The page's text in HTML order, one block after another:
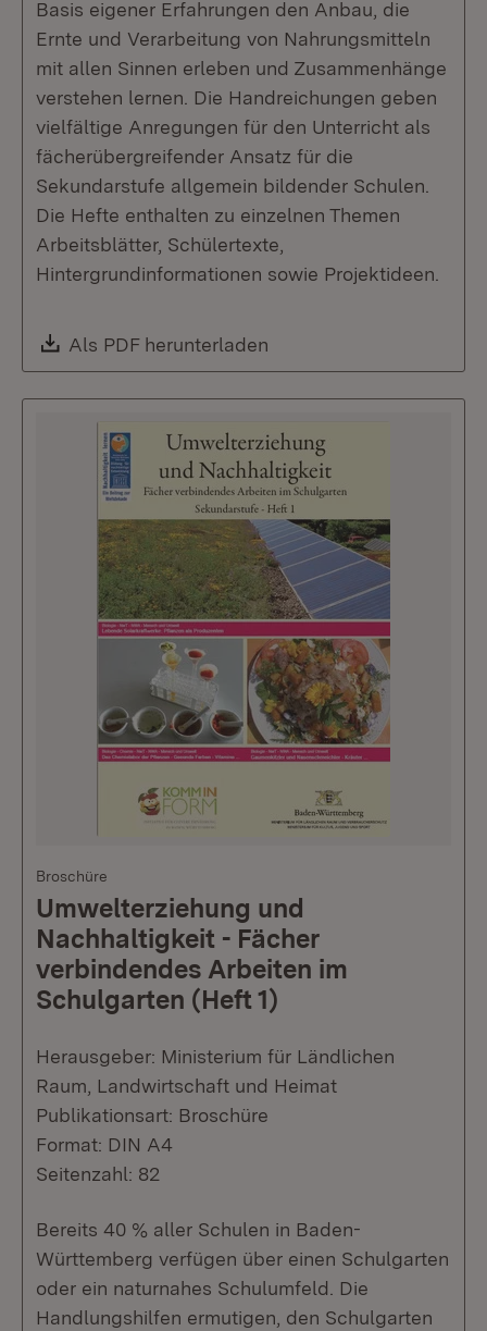
Basis eigener Erfahrungen den Anbau, die
Ernte und Verarbeitung von Nahrungsmitteln
mit allen Sinnen erleben und Zusammenhänge
verstehen lernen. Die Handreichungen geben
vielfältige Anregungen für den Unterricht als
fächerübergreifender Ansatz für die
Sekundarstufe allgemein bildender Schulen.
Die Hefte enthalten zu einzelnen Themen
Arbeitsblätter, Schülertexte,
Hintergrundinformationen sowie Projektideen.
Download:
Als PDF herunterladen
Broschüre
Umwelterziehung und
Nachhaltigkeit - Fächer
verbindendes Arbeiten im
Schulgarten (Heft 1)
Herausgeber: Ministerium für Ländlichen
Raum, Landwirtschaft und Heimat
Publikationsart: Broschüre
Format: DIN A4
Seitenzahl: 82
Bereits 40 % aller Schulen in Baden-
Württemberg verfügen über einen Schulgarten
oder ein naturnahes Schulumfeld. Die
Handlungshilfen ermutigen, den Schulgarten